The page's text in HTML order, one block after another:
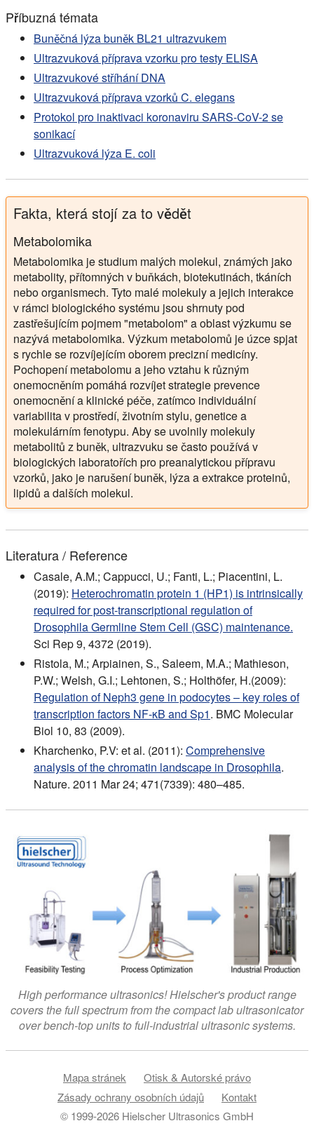
Příbuzná témata
Buněčná lýza buněk BL21 ultrazvukem
Ultrazvuková příprava vzorku pro testy ELISA
Ultrazvukové stříhání DNA
Ultrazvuková příprava vzorků C. elegans
Protokol pro inaktivaci koronaviru SARS-CoV-2 se
sonikací
Ultrazvuková lýza E. coli
Fakta, která stojí za to vědět
Metabolomika
Metabolomika je studium malých molekul, známých jako
metabolity, přítomných v buňkách, biotekutinách, tkáních
nebo organismech. Tyto malé molekuly a jejich interakce
v rámci biologického systému jsou shrnuty pod
zastřešujícím pojmem "metabolom" a oblast výzkumu se
nazývá metabolomika. Výzkum metabolomů je úzce spjat
s rychle se rozvíjejícím oborem precizní medicíny.
Pochopení metabolomu a jeho vztahu k různým
onemocněním pomáhá rozvíjet strategie prevence
onemocnění a klinické péče, zatímco individuální
variabilita v prostředí, životním stylu, genetice a
molekulárním fenotypu. Aby se uvolnily molekuly
metabolitů z buněk, ultrazvuku se často používá v
biologických laboratořích pro preanalytickou přípravu
vzorků, jako je narušení buněk, lýza a extrakce proteinů,
lipidů a dalších molekul.
Literatura / Reference
Casale, A.M.; Cappucci, U.; Fanti, L.; Piacentini, L.
(2019): Heterochromatin protein 1 (HP1) is intrinsically
required for post-transcriptional regulation of
Drosophila Germline Stem Cell (GSC) maintenance.
Sci Rep 9, 4372 (2019).
Ristola, M.; Arpiainen, S., Saleem, M.A.; Mathieson,
P.W.; Welsh, G.I.; Lehtonen, S.; Holthöfer, H.(2009):
Regulation of Neph3 gene in podocytes – key roles of
transcription factors NF-κB and Sp1. BMC Molecular
Biol 10, 83 (2009).
Kharchenko, P.V: et al. (2011): Comprehensive
analysis of the chromatin landscape in Drosophila.
Nature. 2011 Mar 24; 471(7339): 480–485.
High performance ultrasonics! Hielscher's product range
covers the full spectrum from the compact lab ultrasonicator
over bench-top units to full-industrial ultrasonic systems.
Mapa stránek
Otisk & Autorské právo
Zásady ochrany osobních údajů
Kontakt
© 1999-2026 Hielscher Ultrasonics GmbH